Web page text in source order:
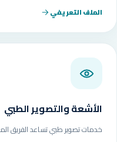
الملف التعريفي
الأشعة والتصوير الطبي
خدمات تصوير طبي تساعد الفريق